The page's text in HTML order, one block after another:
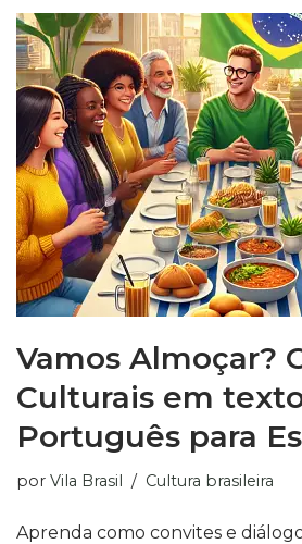
Vamos Almoçar?
Culturais em
Português para
por Vila Brasil Cultura brasileira
Aprenda como convites e